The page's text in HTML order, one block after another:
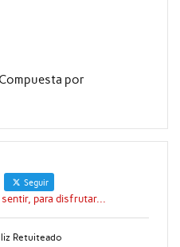
por
Seguir
para disfrutar...
Retuiteado